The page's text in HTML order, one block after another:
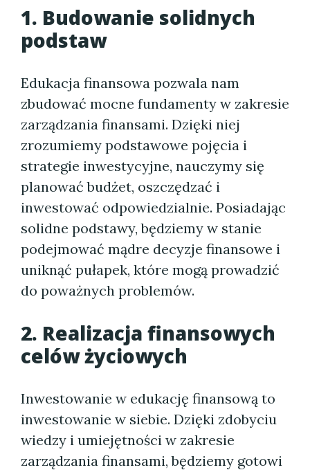
1. Budowanie solidnych
podstaw
Edukacja finansowa pozwala nam
zbudować mocne fundamenty w zakresie
zarządzania finansami. Dzięki niej
zrozumiemy podstawowe pojęcia i
strategie inwestycyjne, nauczymy się
planować budżet, oszczędzać i
inwestować odpowiedzialnie. Posiadając
solidne podstawy, będziemy w stanie
podejmować mądre decyzje finansowe i
uniknąć pułapek, które mogą prowadzić
do poważnych problemów.
2. Realizacja finansowych
celów życiowych
Inwestowanie w edukację finansową to
inwestowanie w siebie. Dzięki zdobyciu
wiedzy i umiejętności w zakresie
zarządzania finansami, będziemy gotowi